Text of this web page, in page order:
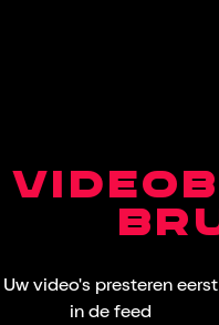
Uw video's presteren eerst
in de feed